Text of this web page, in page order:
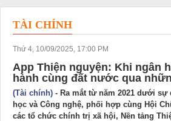
đường nghỉ dưỡng Maldives với V Villas
MGallery Collection
TÀI CHÍNH
Thứ 4, 10/09/2025, 17:00 PM
App Thiện nguyện: Khi ngân
hành cùng đất nước qua
(Tài chính) - Ra mắt từ năm 2021 dưới sự
học và Công nghệ, phối hợp cùng Hội
các tổ chức chính trị xã hội, Nền tảng